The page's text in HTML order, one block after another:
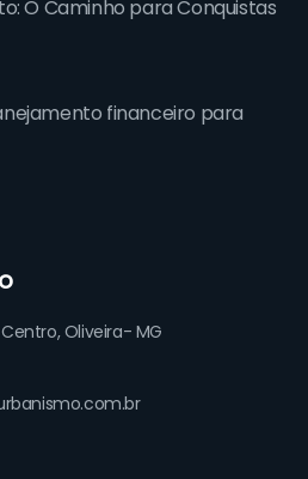
O Caminho para Conquistas
financeiro para
Centro, Oliveira- MG